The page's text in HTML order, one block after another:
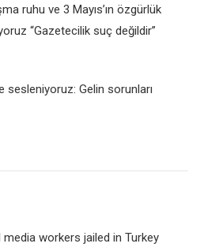
ruhu ve 3 Mayıs’ın özgürlük
“Gazetecilik suç değildir”
sesleniyoruz: Gelin sorunları
workers jailed in Turkey